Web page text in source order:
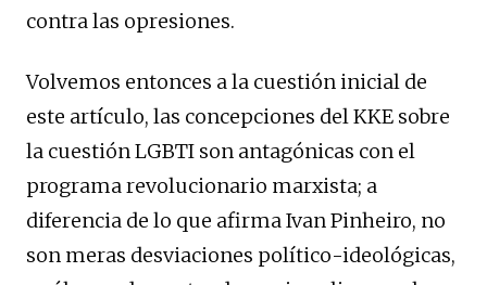
contra las opresiones.
Volvemos entonces a la cuestión inicial de
este artículo, las concepciones del KKE sobre
la cuestión LGBTI son antagónicas con el
programa revolucionario marxista; a
diferencia de lo que afirma Ivan Pinheiro, no
son meras desviaciones político-ideológicas,